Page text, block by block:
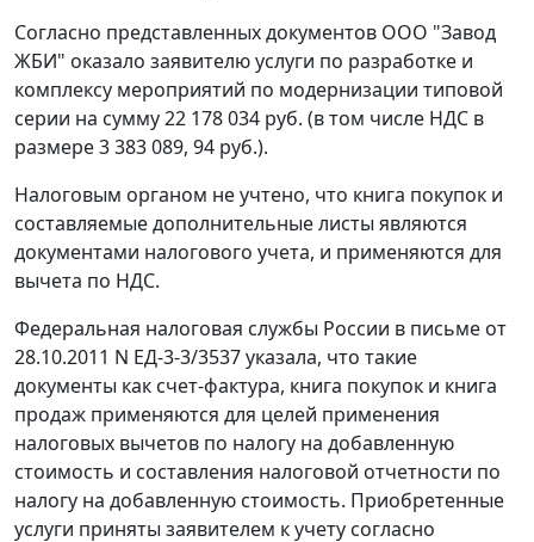
Согласно представленных документов ООО "Завод
ЖБИ" оказало заявителю услуги по разработке и
комплексу мероприятий по модернизации типовой
серии на сумму 22 178 034 руб. (в том числе НДС в
размере 3 383 089, 94 руб.).
Налоговым органом не учтено, что книга покупок и
составляемые дополнительные листы являются
документами налогового учета, и применяются для
вычета по НДС.
Федеральная налоговая службы России в письме от
28.10.2011 N ЕД-3-3/3537 указала, что такие
документы как счет-фактура, книга покупок и книга
продаж применяются для целей применения
налоговых вычетов по налогу на добавленную
стоимость и составления налоговой отчетности по
налогу на добавленную стоимость. Приобретенные
услуги приняты заявителем к учету согласно